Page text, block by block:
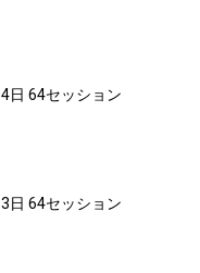
日 64セッション
日 64セッション